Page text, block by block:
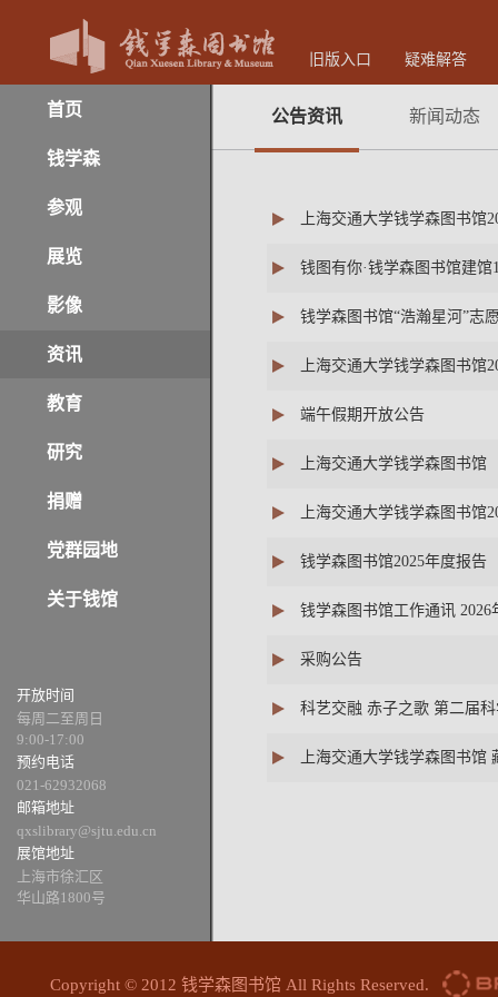
旧版入口 疑难解答
首页
钱学森
参观
展览
影像
资讯
教育
研究
捐赠
党群园地
关于钱馆
开放时间
每周二至周日
9:00-17:00
预约电话
021-62932068
邮箱地址
qxslibrary@sjtu.edu.cn
展馆地址
上海市徐汇区
华山路1800号
公告资讯 新闻动态
上海交通大学钱学森图书馆
钱图有你·钱学森图书馆建
钱学森图书馆“浩瀚星河”志
上海交通大学钱学森图书馆
端午假期开放公告
上海交通大学钱学森图书
上海交通大学钱学森图书馆
钱学森图书馆2025年度报告
钱学森图书馆工作通讯 2026
采购公告
科艺交融 赤子之歌 第二届
上海交通大学钱学森图书馆
Copyright © 2012 钱学森图书馆 All Rights Reserved.